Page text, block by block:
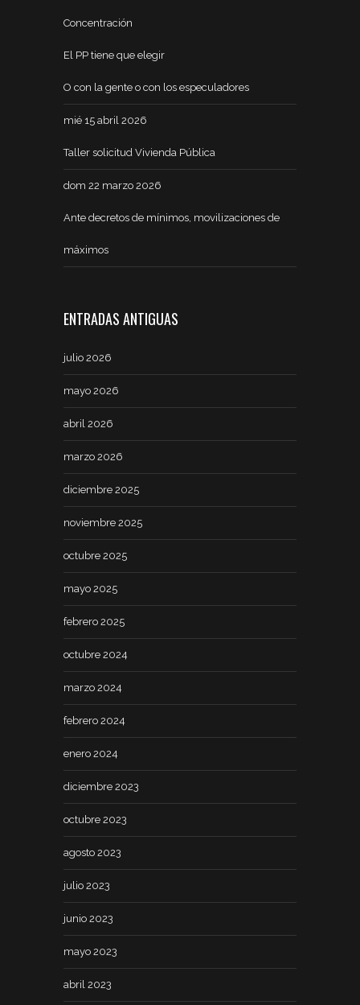
Concentración
El PP tiene que elegir
O con la gente o con los especuladores
mié 15 abril 2026
Taller solicitud Vivienda Pública
dom 22 marzo 2026
Ante decretos de mínimos, movilizaciones de
máximos
ENTRADAS ANTIGUAS
julio 2026
mayo 2026
abril 2026
marzo 2026
diciembre 2025
noviembre 2025
octubre 2025
mayo 2025
febrero 2025
octubre 2024
marzo 2024
febrero 2024
enero 2024
diciembre 2023
octubre 2023
agosto 2023
julio 2023
junio 2023
mayo 2023
abril 2023